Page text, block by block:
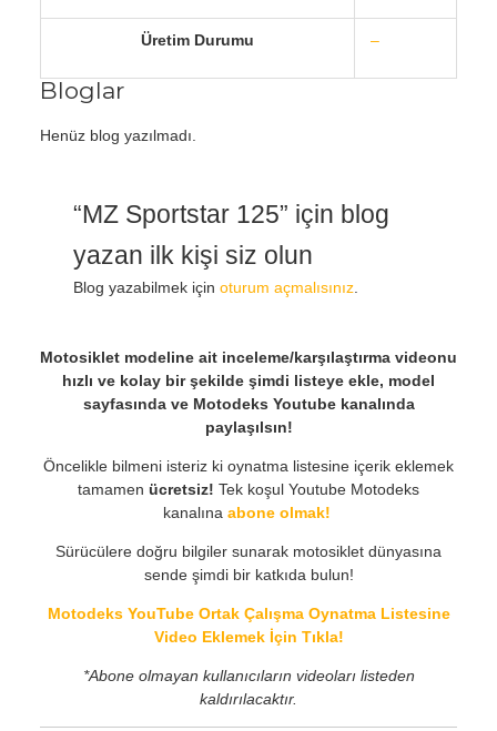
Üretim Durumu –
Bloglar
Henüz blog yazılmadı.
“MZ Sportstar 125” için blog
yazan ilk kişi siz olun
Blog yazabilmek için oturum açmalısınız.
Motosiklet modeline ait inceleme/karşılaştırma videonu
hızlı ve kolay bir şekilde şimdi listeye ekle, model
sayfasında ve Motodeks Youtube kanalında
paylaşılsın!
Öncelikle bilmeni isteriz ki oynatma listesine içerik eklemek
tamamen ücretsiz! Tek koşul Youtube Motodeks
kanalına abone olmak!
Sürücülere doğru bilgiler sunarak motosiklet dünyasına
sende şimdi bir katkıda bulun!
Motodeks YouTube Ortak Çalışma Oynatma Listesine
Video Eklemek İçin Tıkla!
*Abone olmayan kullanıcıların videoları listeden
kaldırılacaktır.